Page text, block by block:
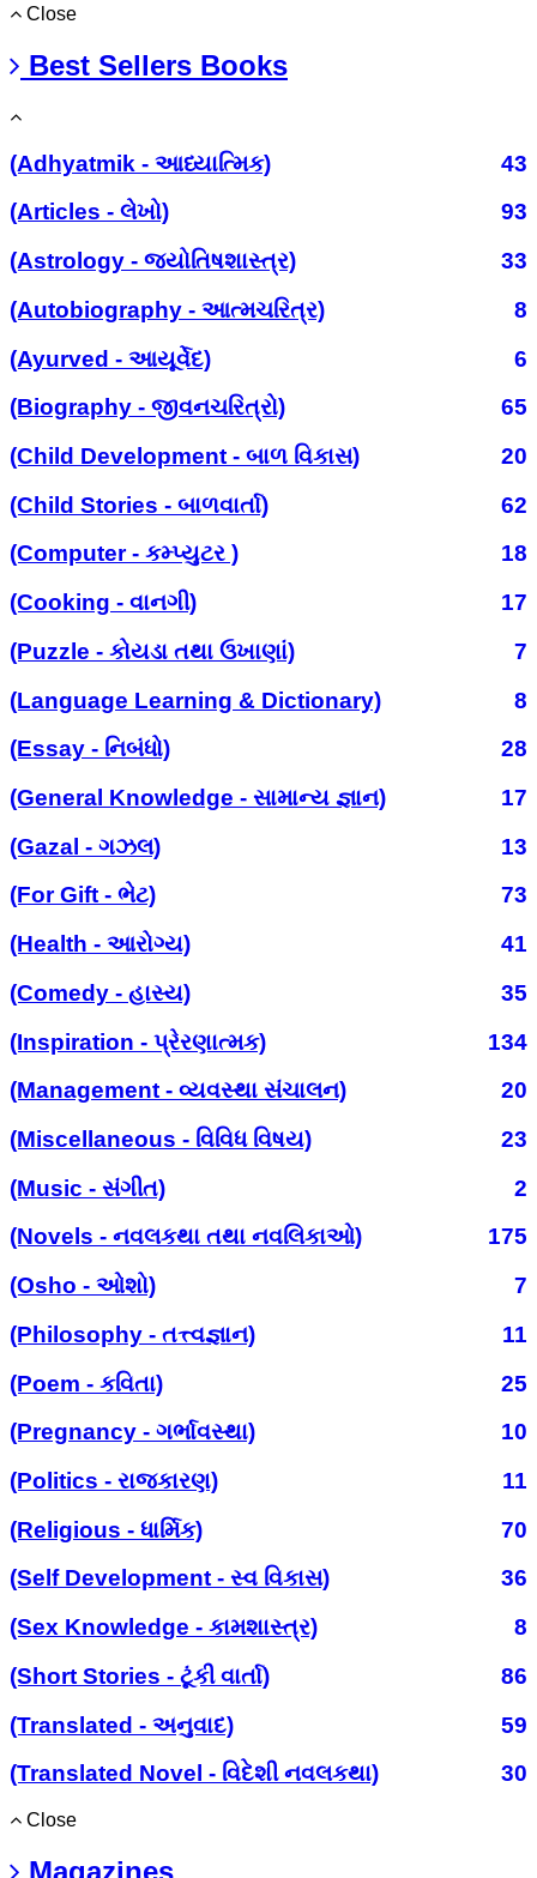
Close
Best Sellers Books
(Adhyatmik - આધ્યાત્મિક)
43
(Articles - લેખો)
93
(Astrology - જ્યોતિષશાસ્ત્ર)
33
(Autobiography - આત્મચરિત્ર)
8
(Ayurved - આયૂર્વેદ)
6
(Biography - જીવનચરિત્રો)
65
(Child Development - બાળ વિકાસ)
20
(Child Stories - બાળવાર્તા)
62
(Computer - કમ્પ્યુટર )
18
(Cooking - વાનગી)
17
(Puzzle - કોયડા તથા ઉખાણાં)
7
(Language Learning & Dictionary)
8
(Essay - નિબંધો)
28
(General Knowledge - સામાન્ય જ્ઞાન)
17
(Gazal - ગઝલ)
13
(For Gift - ભેટ)
73
(Health - આરોગ્ય)
41
(Comedy - હાસ્ય)
35
(Inspiration - પ્રેરણાત્મક)
134
(Management - વ્યવસ્થા સંચાલન)
20
(Miscellaneous - વિવિધ વિષય)
23
(Music - સંગીત)
2
(Novels - નવલકથા તથા નવલિકાઓ)
175
(Osho - ઓશો)
7
(Philosophy - તત્ત્વજ્ઞાન)
11
(Poem - કવિતા)
25
(Pregnancy - ગર્ભાવસ્થા)
10
(Politics - રાજકારણ)
11
(Religious - ધાર્મિક)
70
(Self Development - સ્વ વિકાસ)
36
(Sex Knowledge - કામશાસ્ત્ર)
8
(Short Stories - ટૂંકી વાર્તા)
86
(Translated - અનુવાદ)
59
(Translated Novel - વિદેશી નવલકથા)
30
Close
Magazines